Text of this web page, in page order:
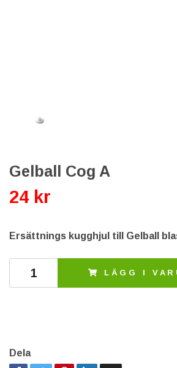
Gelball Cog A
24 kr
Ersättnings kugghjul till Gelball
LÄGG I
Dela